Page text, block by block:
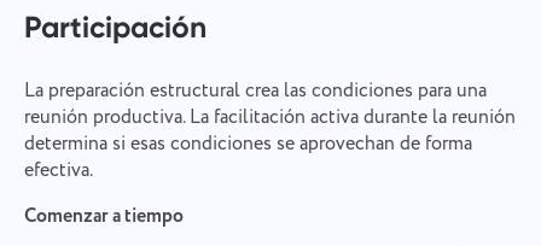
Participación
La preparación estructural crea las condiciones para una
reunión productiva. La facilitación activa durante la reunión
determina si esas condiciones se aprovechan de forma
efectiva.
Comenzar a tiempo